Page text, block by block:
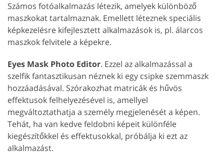
Számos fotóalkalmazás létezik, amelyek különböző
maszkokat tartalmaznak. Emellett léteznek speciális
képkezelésre kifejlesztett alkalmazások is, pl. álarcos
maszkok felvitele a képekre.
Eyes Mask Photo Editor. Ezzel az alkalmazással a
szelfik fantasztikusan néznek ki egy csipke szemmaszk
hozzáadásával. Szórakozhat matricák és hűvös
effektusok felhelyezésével is, amellyel
megváltoztathatja a személy megjelenését a képen.
Tehát, ha van kedve feldobni képeit különféle
kiegészítőkkel és effektusokkal, próbálja ki ezt az
alkalmazást.